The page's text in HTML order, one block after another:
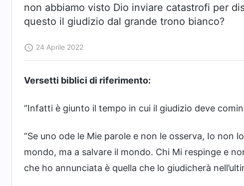
non abbiamo visto Dio inviare catastrofi per
questo il giudizio dal grande trono bianco?
24 Aprile 2022
Versetti biblici di riferimento:
“Infatti è giunto il tempo in cui il giudizio deve
“Se uno ode le Mie parole e non le osserva, Io non
mondo, ma a salvare il mondo. Chi Mi respinge e
che ho annunciata è quella che lo giudicherà